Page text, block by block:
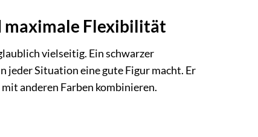
maximale Flexibilität
vielseitig. Ein schwarzer
jeder Situation eine gute Figur macht. Er
anderen Farben kombinieren.